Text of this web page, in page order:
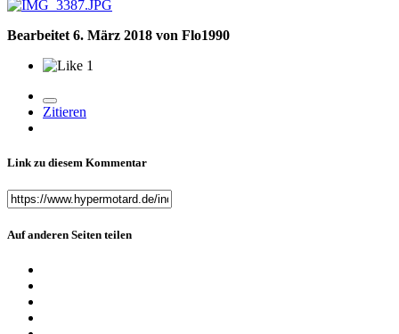
Bearbeitet 6. März 2018 von Flo1990
1
Zitieren
Link zu diesem Kommentar
Auf anderen Seiten teilen